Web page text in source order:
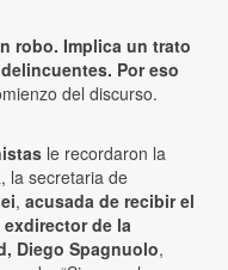
robo. Implica un trato
Por eso
del discurso.
le recordaron la
la secretaria de
, acusada de recibir el
de la
Diego Spagnuolo,